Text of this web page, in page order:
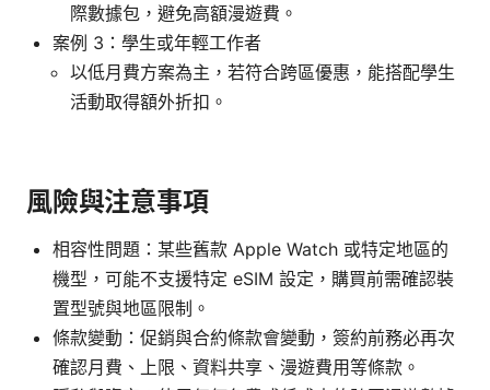
際數據包，避免高額漫遊費。
案例 3：學生或年輕工作者
以低月費方案為主，若符合跨區優惠，能搭配學生
活動取得額外折扣。
風險與注意事項
相容性問題：某些舊款 Apple Watch 或特定地區的
機型，可能不支援特定 eSIM 設定，購買前需確認裝
置型號與地區限制。
條款變動：促銷與合約條款會變動，簽約前務必再次
確認月費、上限、資料共享、漫遊費用等條款。